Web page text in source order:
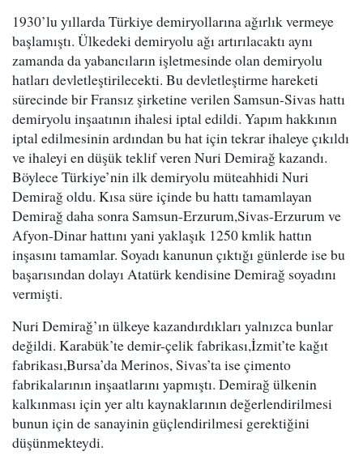
1930’lu yıllarda Türkiye demiryollarına ağırlık vermeye
başlamıştı. Ülkedeki demiryolu ağı artırılacaktı aynı
zamanda da yabancıların işletmesinde olan demiryolu
hatları devletleştirilecekti. Bu devletleştirme hareketi
sürecinde bir Fransız şirketine verilen Samsun-Sivas hattı
demiryolu inşaatının ihalesi iptal edildi. Yapım hakkının
iptal edilmesinin ardından bu hat için tekrar ihaleye çıkıldı
ve ihaleyi en düşük teklif veren Nuri Demirağ kazandı.
Böylece Türkiye’nin ilk demiryolu müteahhidi Nuri
Demirağ oldu. Kısa süre içinde bu hattı tamamlayan
Demirağ daha sonra Samsun-Erzurum,Sivas-Erzurum ve
Afyon-Dinar hattını yani yaklaşık 1250 kmlik hattın
inşasını tamamlar. Soyadı kanunun çıktığı günlerde ise bu
başarısından dolayı Atatürk kendisine Demirağ soyadını
vermişti.
Nuri Demirağ’ın ülkeye kazandırdıkları yalnızca bunlar
değildi. Karabük’te demir-çelik fabrikası,İzmit’te kağıt
fabrikası,Bursa’da Merinos, Sivas’ta ise çimento
fabrikalarının inşaatlarını yapmıştı. Demirağ ülkenin
kalkınması için yer altı kaynaklarının değerlendirilmesi
bunun için de sanayinin güçlendirilmesi gerektiğini
düşünmekteydi.